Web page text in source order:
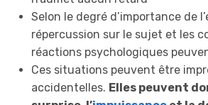
Selon le degré d’importance de
répercussion sur le sujet et les
réactions psychologiques
Ces situations peuvent être
accidentelles. Elles peuvent